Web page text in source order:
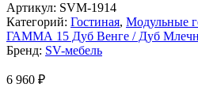
Артикул: SVM-1914
Категорий: Гостиная, Модульные
ГАММА 15 Дуб Венге / Дуб
Бренд: SV-мебель
6 960 ₽